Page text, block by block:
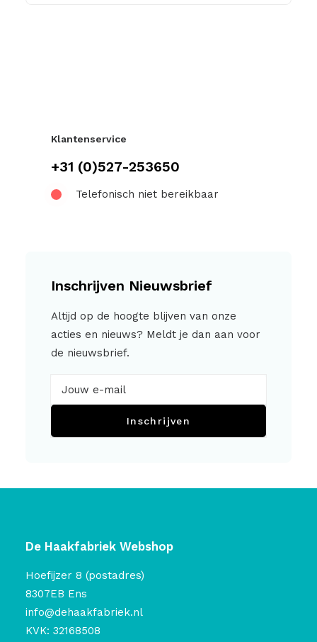
Klantenservice
+31 (0)527-253650
Telefonisch niet bereikbaar
Inschrijven Nieuwsbrief
Altijd op de hoogte blijven van onze
acties en nieuws? Meldt je dan aan voor
de nieuwsbrief.
Inschrijven
De Haakfabriek Webshop
Hoefijzer 8 (postadres)
8307EB Ens
info@dehaakfabriek.nl
KVK: 32168508